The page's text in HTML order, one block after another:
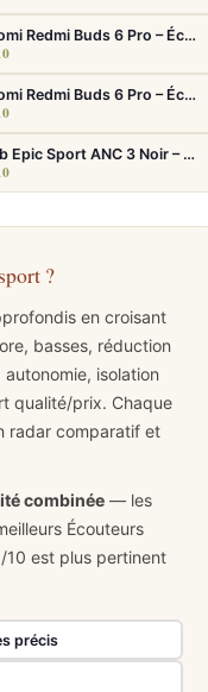
Xiaomi Redmi Buds 6 Pro – Écouteurs ANC confortables au rapport qualité-prix solide
Xiaomi Redmi Buds 6 Pro – Écouteurs ANC confortables au rapport qualité-prix solide
JLab Epic Sport ANC 3 Noir – Écouteurs Sport ANC IP66 Double Driver
?
en croisant
basses, réduction
isolation
qualité/prix. Chaque
radar comparatif et
combinée — les
Écouteurs
est plus pertinent
précis